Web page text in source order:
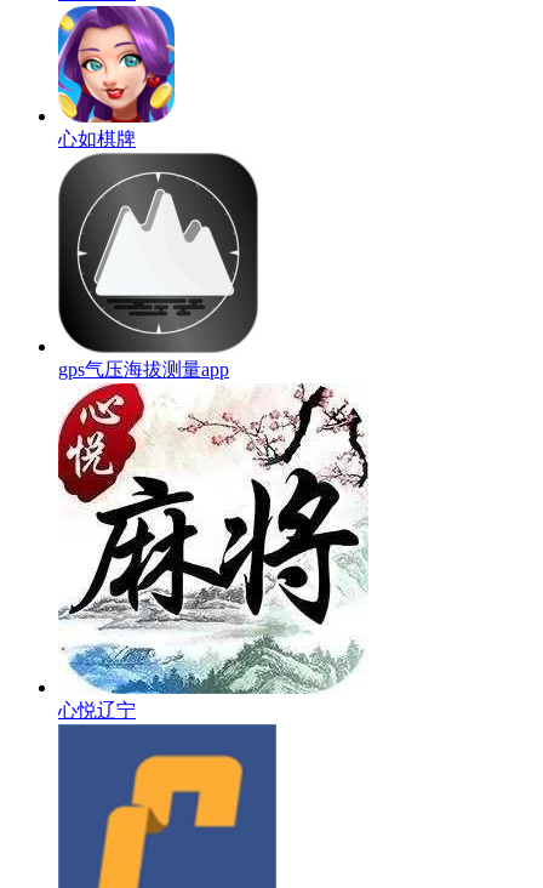
心如棋牌
gps气压海拔测量app
心悦辽宁